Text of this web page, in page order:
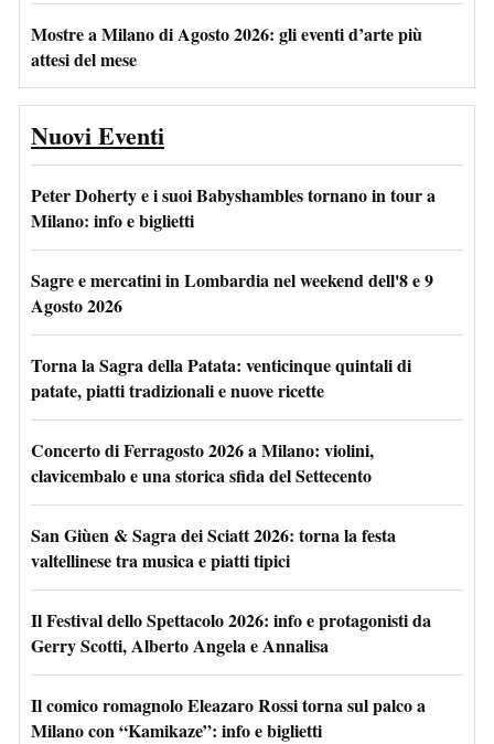
Mostre a Milano di Agosto 2026: gli eventi d’arte più
attesi del mese
Nuovi Eventi
Peter Doherty e i suoi Babyshambles tornano in tour a
Milano: info e biglietti
Sagre e mercatini in Lombardia nel weekend dell'8 e 9
Agosto 2026
Torna la Sagra della Patata: venticinque quintali di
patate, piatti tradizionali e nuove ricette
Concerto di Ferragosto 2026 a Milano: violini,
clavicembalo e una storica sfida del Settecento
San Giùen & Sagra dei Sciatt 2026: torna la festa
valtellinese tra musica e piatti tipici
Il Festival dello Spettacolo 2026: info e protagonisti da
Gerry Scotti, Alberto Angela e Annalisa
Il comico romagnolo Eleazaro Rossi torna sul palco a
Milano con “Kamikaze”: info e biglietti